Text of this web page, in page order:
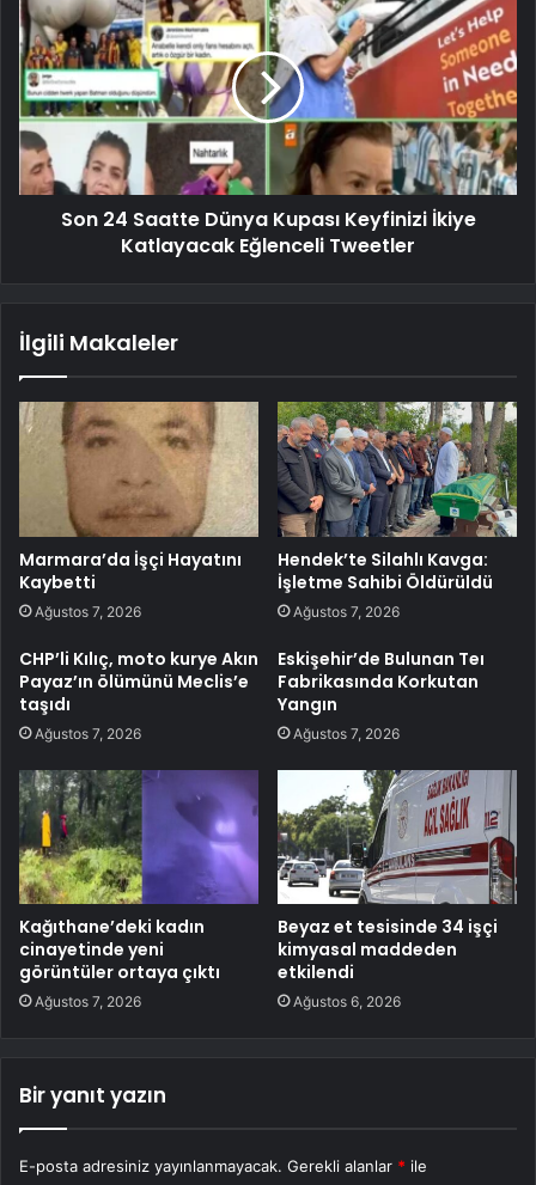
Son 24 Saatte Dünya Kupası Keyfinizi İkiye
Katlayacak Eğlenceli Tweetler
İlgili Makaleler
Marmara’da İşçi Hayatını
Kaybetti
Ağustos 7, 2026
Hendek’te Silahlı Kavga:
İşletme Sahibi Öldürüldü
Ağustos 7, 2026
CHP’li Kılıç, moto kurye Akın
Payaz’ın ölümünü Meclis’e
taşıdı
Ağustos 7, 2026
Eskişehir’de Bulunan Teı
Fabrikasında Korkutan
Yangın
Ağustos 7, 2026
Kağıthane’deki kadın
cinayetinde yeni
görüntüler ortaya çıktı
Ağustos 7, 2026
Beyaz et tesisinde 34 işçi
kimyasal maddeden
etkilendi
Ağustos 6, 2026
Bir yanıt yazın
E-posta adresiniz yayınlanmayacak. Gerekli alanlar * ile